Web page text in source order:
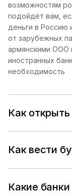
возможностям
подойдёт вам,
деньги в Россию
от зарубежных
армянскими ООО
иностранных
необходимость
Как
Как вести
Какие